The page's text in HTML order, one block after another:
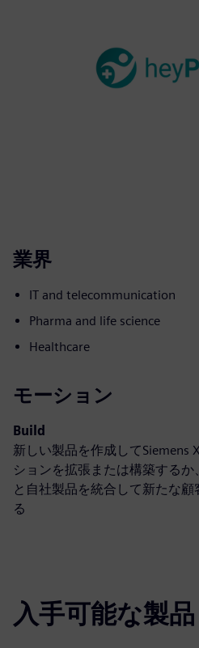
業界
IT and telecommunication
Pharma and life science
Healthcare
モーション
Build
新しい製品を作成してSiemens
ションを拡張または構築するか
と自社製品を統合して新たな
る
入手可能な製品